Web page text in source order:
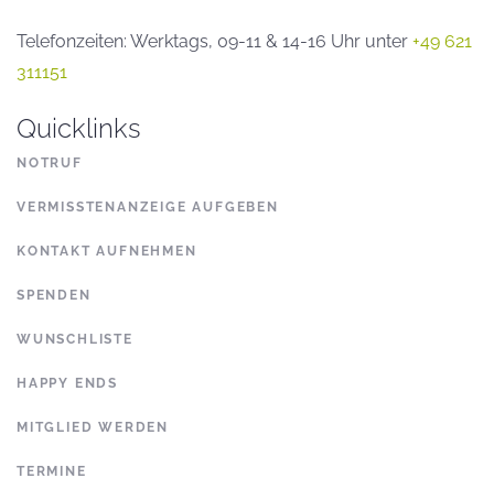
Telefonzeiten: Werktags, 09-11 & 14-16 Uhr unter +49 621
311151
Quicklinks
NOTRUF
VERMISSTENANZEIGE AUFGEBEN
KONTAKT AUFNEHMEN
SPENDEN
WUNSCHLISTE
HAPPY ENDS
MITGLIED WERDEN
TERMINE